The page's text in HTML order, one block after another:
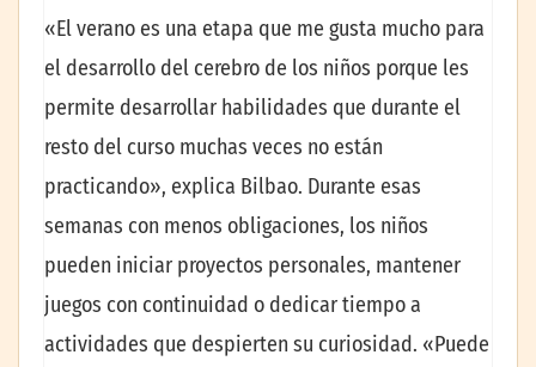
«El verano es una etapa que me gusta mucho para
el desarrollo del cerebro de los niños porque les
permite desarrollar habilidades que durante el
resto del curso muchas veces no están
practicando», explica Bilbao. Durante esas
semanas con menos obligaciones, los niños
pueden iniciar proyectos personales, mantener
juegos con continuidad o dedicar tiempo a
actividades que despierten su curiosidad. «Puede